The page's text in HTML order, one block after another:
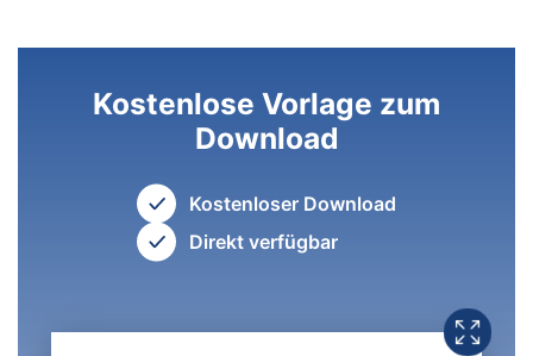
Kostenlose Vorlage zum
Download
Kostenloser Download
Direkt verfügbar